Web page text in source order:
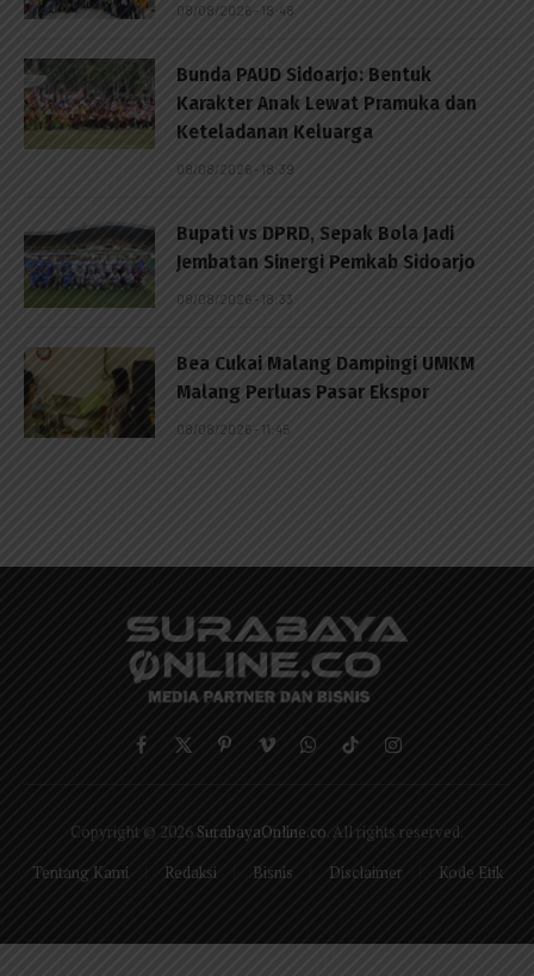
08/08/2026 - 18:48
Bunda PAUD Sidoarjo: Bentuk
Karakter Anak Lewat Pramuka dan
Keteladanan Keluarga
08/08/2026 - 18:39
Bupati vs DPRD, Sepak Bola Jadi
Jembatan Sinergi Pemkab Sidoarjo
08/08/2026 - 18:33
Bea Cukai Malang Dampingi UMKM
Malang Perluas Pasar Ekspor
08/08/2026 - 11:45
Facebook
X
PinterestVimeoWhatsApp
TikTokInstagram
Copyright © 2026 SurabayaOnline.co . All rights reserved.
Tentang Kami
Redaksi Bisnis Disclaimer Kode Etik